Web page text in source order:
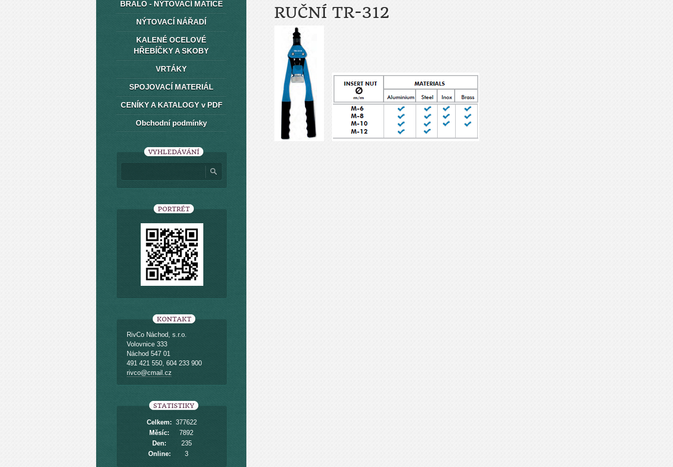
RUČNÍ TR-312
BRALO - NÝTOVACÍ MATICE
NÝTOVACÍ NÁŘADÍ
KALENÉ OCELOVÉ
HŘEBÍČKY A SKOBY
VRTÁKY
SPOJOVACÍ MATERIÁL
CENÍKY A KATALOGY v PDF
Obchodní podmínky
VYHLEDÁVÁNÍ
PORTRÉT
KONTAKT
RivCo Náchod, s.r.o.
Volovnice 333
Náchod 547 01
491 421 550, 604 233 900
rivco@cmail.cz
STATISTIKY
Online: 3
Celkem: 377622
Měsíc:
7892
Den:
235